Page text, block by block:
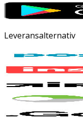
Leveransalternativ